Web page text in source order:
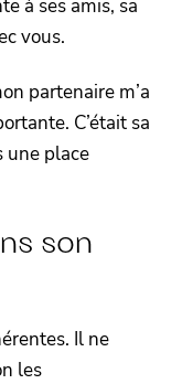
à ses amis, sa
vous.
partenaire m’a
C’était sa
une place
son
Il ne
les